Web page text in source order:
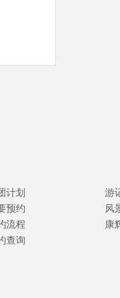
计划
预约
流程
查询
游
风
康